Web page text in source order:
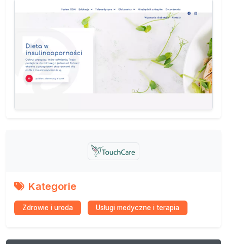
Kategorie
Zdrowie i uroda Usługi medyczne i terapia